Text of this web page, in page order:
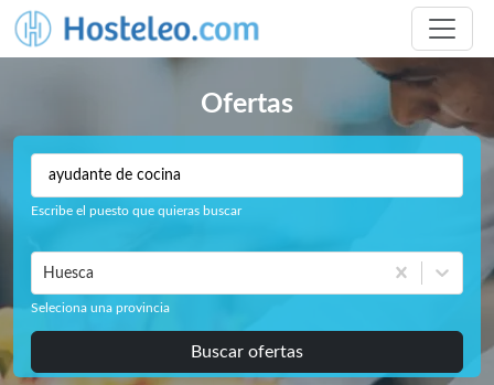
Ofertas
Escribe el puesto que quieras buscar
Huesca
Seleciona una provincia
Buscar ofertas